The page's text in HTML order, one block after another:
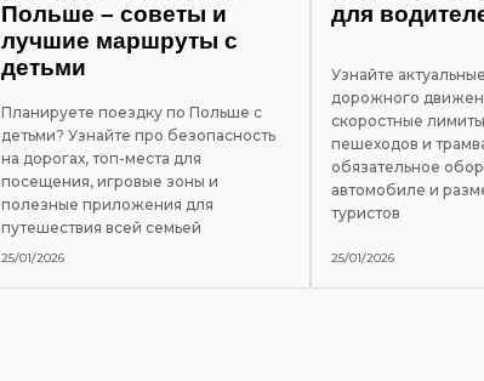
Польше – советы и
лучшие маршруты с
детьми
Планируете поездку по Польше с
детьми? Узнайте про безопасность
на дорогах, топ-места для
посещения, игровые зоны и
полезные приложения для
путешествия всей семьей
25/01/2026
для
Узнайте
дорожного
скоростные
пешеходов и
обязательное
автомобиле и
туристов
25/01/2026